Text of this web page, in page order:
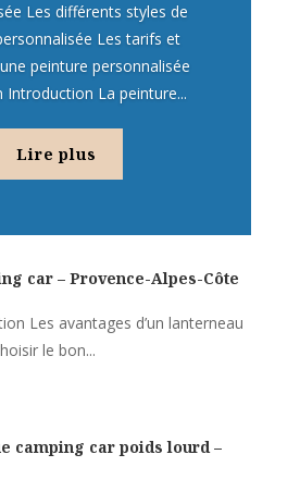
Les différents styles de
Les tarifs et
peinture personnalisée
Introduction La peinture...
Lire plus
car – Provence-Alpes-Côte
Les avantages d’un lanterneau
le bon...
camping car poids lourd –